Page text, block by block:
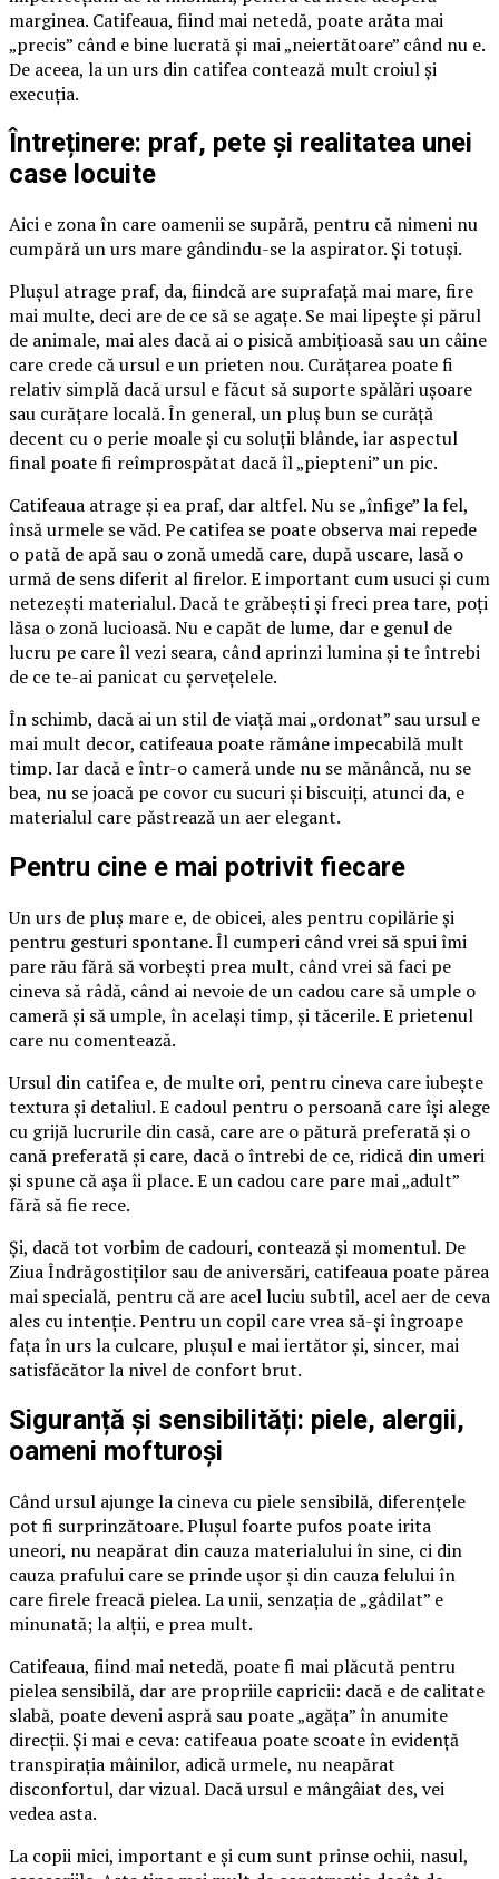
marginea. Catifeaua, fiind mai netedă, poate arăta mai
„precis” când e bine lucrată și mai „neiertătoare” când nu e.
De aceea, la un urs din catifea contează mult croiul și
execuția.
Întreținere: praf, pete și realitatea unei
case locuite
Aici e zona în care oamenii se supără, pentru că nimeni nu
cumpără un urs mare gândindu-se la aspirator. Și totuși.
Plușul atrage praf, da, fiindcă are suprafață mai mare, fire
mai multe, deci are de ce să se agațe. Se mai lipește și părul
de animale, mai ales dacă ai o pisică ambițioasă sau un câine
care crede că ursul e un prieten nou. Curățarea poate fi
relativ simplă dacă ursul e făcut să suporte spălări ușoare
sau curățare locală. În general, un pluș bun se curăță
decent cu o perie moale și cu soluții blânde, iar aspectul
final poate fi reîmprospătat dacă îl „piepteni” un pic.
Catifeaua atrage și ea praf, dar altfel. Nu se „înfige” la fel,
însă urmele se văd. Pe catifea se poate observa mai repede
o pată de apă sau o zonă umedă care, după uscare, lasă o
urmă de sens diferit al firelor. E important cum usuci și cum
netezești materialul. Dacă te grăbești și freci prea tare, poți
lăsa o zonă lucioasă. Nu e capăt de lume, dar e genul de
lucru pe care îl vezi seara, când aprinzi lumina și te întrebi
de ce te-ai panicat cu șervețelele.
În schimb, dacă ai un stil de viață mai „ordonat” sau ursul e
mai mult decor, catifeaua poate rămâne impecabilă mult
timp. Iar dacă e într-o cameră unde nu se mănâncă, nu se
bea, nu se joacă pe covor cu sucuri și biscuiți, atunci da, e
materialul care păstrează un aer elegant.
Pentru cine e mai potrivit fiecare
Un urs de pluș mare e, de obicei, ales pentru copilărie și
pentru gesturi spontane. Îl cumperi când vrei să spui îmi
pare rău fără să vorbești prea mult, când vrei să faci pe
cineva să râdă, când ai nevoie de un cadou care să umple o
cameră și să umple, în același timp, și tăcerile. E prietenul
care nu comentează.
Ursul din catifea e, de multe ori, pentru cineva care iubește
textura și detaliul. E cadoul pentru o persoană care își alege
cu grijă lucrurile din casă, care are o pătură preferată și o
cană preferată și care, dacă o întrebi de ce, ridică din umeri
și spune că așa îi place. E un cadou care pare mai „adult”
fără să fie rece.
Și, dacă tot vorbim de cadouri, contează și momentul. De
Ziua Îndrăgostiților sau de aniversări, catifeaua poate părea
mai specială, pentru că are acel luciu subtil, acel aer de ceva
ales cu intenție. Pentru un copil care vrea să-și îngroape
fața în urs la culcare, plușul e mai iertător și, sincer, mai
satisfăcător la nivel de confort brut.
Siguranță și sensibilități: piele, alergii,
oameni mofturoși
Când ursul ajunge la cineva cu piele sensibilă, diferențele
pot fi surprinzătoare. Plușul foarte pufos poate irita
uneori, nu neapărat din cauza materialului în sine, ci din
cauza prafului care se prinde ușor și din cauza felului în
care firele freacă pielea. La unii, senzația de „gâdilat” e
minunată; la alții, e prea mult.
Catifeaua, fiind mai netedă, poate fi mai plăcută pentru
pielea sensibilă, dar are propriile capricii: dacă e de calitate
slabă, poate deveni aspră sau poate „agăța” în anumite
direcții. Și mai e ceva: catifeaua poate scoate în evidență
transpirația mâinilor, adică urmele, nu neapărat
disconfortul, dar vizual. Dacă ursul e mângâiat des, vei
vedea asta.
La copii mici, important e și cum sunt prinse ochii, nasul,